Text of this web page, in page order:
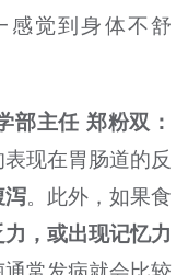
感觉到身体不舒
部主任 郑粉双 ：
现在胃肠道的反
泻。此外，如果食
力，或出现记忆力